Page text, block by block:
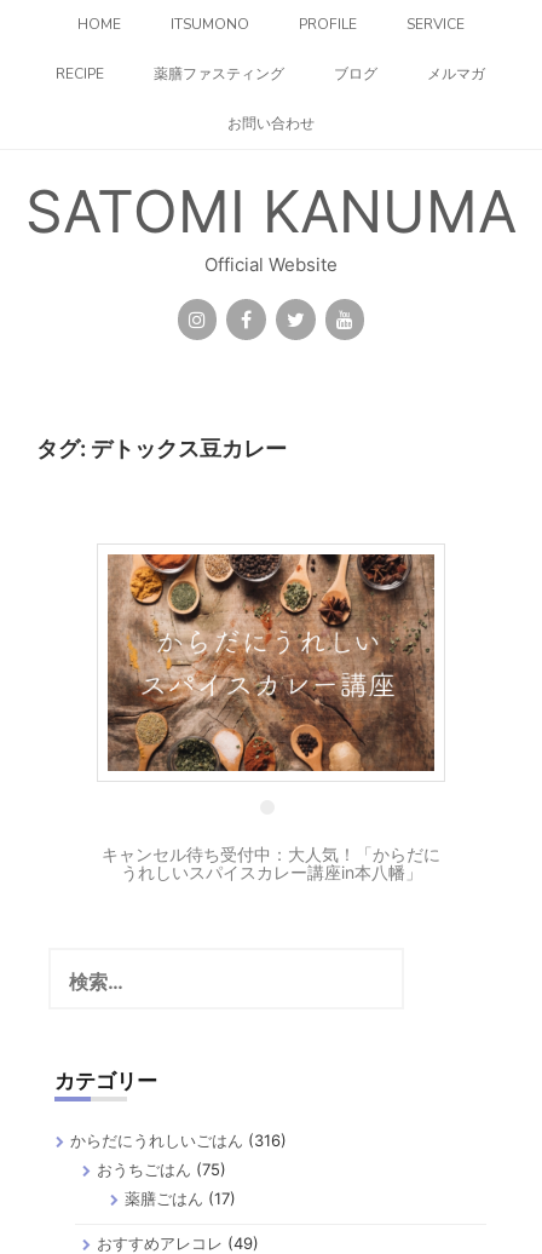
HOME ITSUMONO PROFILE SERVICE
RECIPE 薬膳ファスティング ブログ メルマガ
お問い合わせ
SATOMI KANUMA
Official Website
タグ: デトックス豆カレー
17 5月
キャンセル待ち受付中：大人気！「からだに
うれしいスパイスカレー講座in本八幡」
カテゴリー
からだにうれしいごはん (316)
おうちごはん (75)
薬膳ごはん (17)
おすすめアレコレ (49)